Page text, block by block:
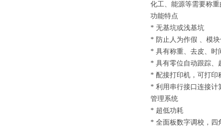
化工、能源等需要称
功能特点
* 无基坑或浅基坑
* 防止人为作假 、模
* 具有称重、去皮、
* 具有零位自动跟
* 配接打印机，可打
* 利用串行接口连接计
管理系统
* 超低功耗
* 全面板数字调校，四